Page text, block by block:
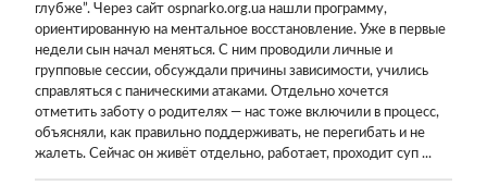
глубже”. Через сайт ospnarko.org.ua нашли программу,
ориентированную на ментальное восстановление. Уже в первые
недели сын начал меняться. С ним проводили личные и
групповые сессии, обсуждали причины зависимости, учились
справляться с паническими атаками. Отдельно хочется
отметить заботу о родителях — нас тоже включили в процесс,
объясняли, как правильно поддерживать, не перегибать и не
жалеть. Сейчас он живёт отдельно, работает, проходит суп ...